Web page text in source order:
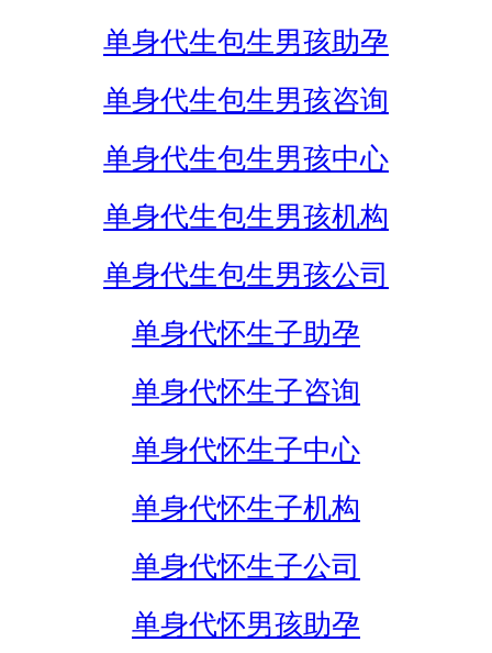
单身代生包生男孩助孕
单身代生包生男孩咨询
单身代生包生男孩中心
单身代生包生男孩机构
单身代生包生男孩公司
单身代怀生子助孕
单身代怀生子咨询
单身代怀生子中心
单身代怀生子机构
单身代怀生子公司
单身代怀男孩助孕